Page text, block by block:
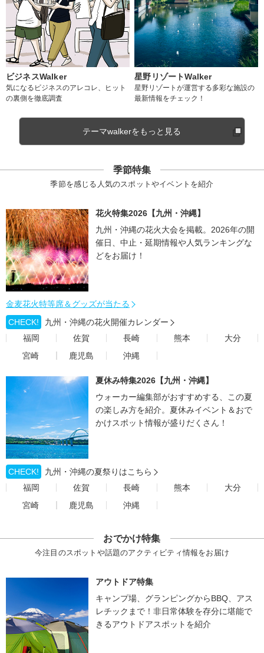
ビジネスWalker
気になるビジネスのアレコレ、ヒット
の裏側を徹底調査
星野リゾートWalker
星野リゾートが運営する多彩な施設の
最新情報をチェック！
テーマwalkerをもっと見る
季節特集
季節を感じる人気のスポットやイベントを紹介
花火特集2026【九州・沖縄】
九州・沖縄の花火大会を掲載。2026年の開
催日、中止・延期情報や人気ランキングな
どをお届け！
金麦花火特等席＆グッズが当たる
CHECK!
九州・沖縄の花火開催カレンダー
福岡
佐賀 長崎 熊本
大分
宮崎
鹿児島 沖縄
夏休み特集2026【九州・沖縄】
ウォーカー編集部がおすすめする、この夏
の楽しみ方を紹介。夏休みイベント＆おで
かけスポット情報が盛りだくさん！
CHECK!
九州・沖縄の夏祭りはこちら
福岡
佐賀 長崎 熊本
大分
宮崎
鹿児島 沖縄
おでかけ特集
今注目のスポットや話題のアクティビティ情報をお届け
アウトドア特集
キャンプ場、グランピングからBBQ、アス
レチックまで！非日常体験を存分に堪能で
きるアウトドアスポットを紹介